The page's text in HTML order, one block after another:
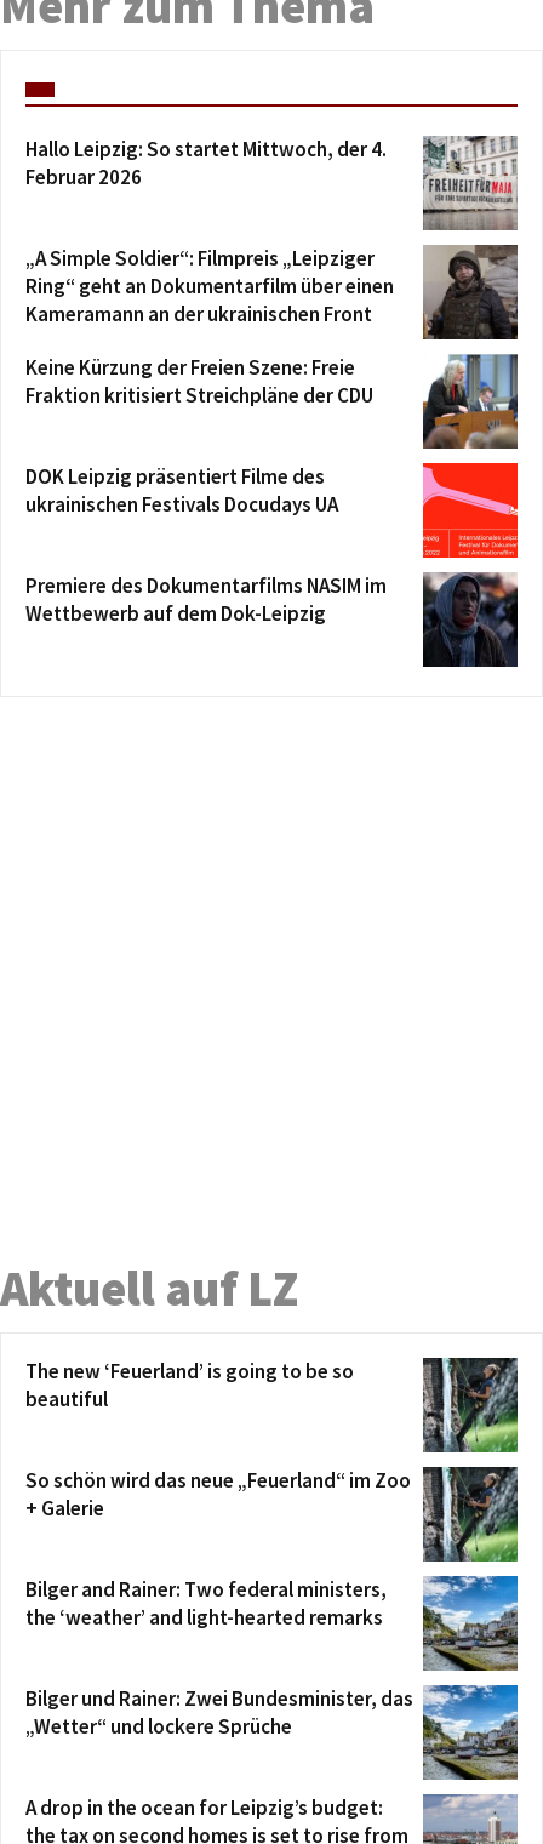
Hallo Leipzig: So startet Mittwoch, der 4.
Februar 2026
„A Simple Soldier“: Filmpreis „Leipziger
Ring“ geht an Dokumentarfilm über einen
Kameramann an der ukrainischen Front
Keine Kürzung der Freien Szene: Freie
Fraktion kritisiert Streichpläne der CDU
DOK Leipzig präsentiert Filme des
ukrainischen Festivals Docudays UA
Premiere des Dokumentarfilms NASIM im
Wettbewerb auf dem Dok-Leipzig
Aktuell auf LZ
The new ‘Feuerland’ is going to be so
beautiful
So schön wird das neue „Feuerland“ im Zoo
+ Galerie
Bilger and Rainer: Two federal ministers,
the ‘weather’ and light-hearted remarks
Bilger und Rainer: Zwei Bundesminister, das
„Wetter“ und lockere Sprüche
A drop in the ocean for Leipzig’s budget:
the tax on second homes is set to rise from